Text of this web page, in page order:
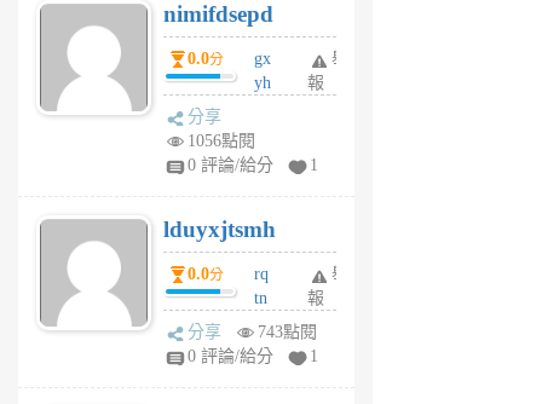
U
5
個
月
nimifdsepd
0.0分
gx
yh
jl
月
前
舉
報
分享
1056點閱
0 評論/給分
1
lduyxjtsmh
0.0分
rq
tn
jt
gl
舉
報
分享
743點閱
0 評論/給分
1